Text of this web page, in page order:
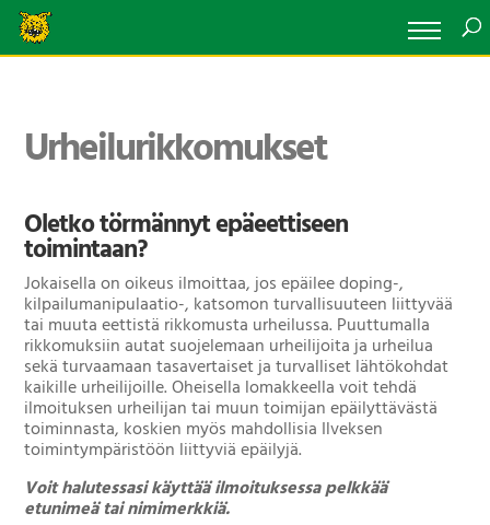
Urheilurikkomukset
Oletko törmännyt epäeettiseen
toimintaan?
Jokaisella on oikeus ilmoittaa, jos epäilee doping-,
kilpailumanipulaatio-, katsomon turvallisuuteen liittyvää
tai muuta eettistä rikkomusta urheilussa. Puuttumalla
rikkomuksiin autat suojelemaan urheilijoita ja urheilua
sekä turvaamaan tasavertaiset ja turvalliset lähtökohdat
kaikille urheilijoille. Oheisella lomakkeella voit tehdä
ilmoituksen urheilijan tai muun toimijan epäilyttävästä
toiminnasta, koskien myös mahdollisia Ilveksen
toimintympäristöön liittyviä epäilyjä.
Voit halutessasi käyttää ilmoituksessa pelkkää
etunimeä tai nimimerkkiä.